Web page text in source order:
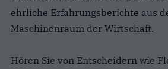
ehrliche Erfahrungsberichte aus
Maschinenraum der Wirtschaft.
Hören Sie von Entscheidern wie